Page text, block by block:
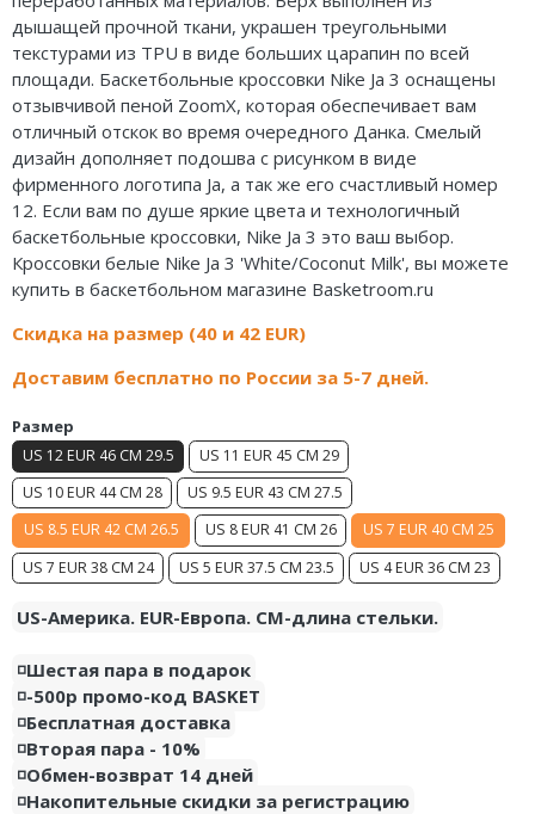
дышащей прочной ткани, украшен треугольными
текстурами из TPU в виде больших царапин по всей
площади. Баскетбольные кроссовки Nike Ja 3 оснащены
отзывчивой пеной ZoomX, которая обеспечивает вам
отличный отскок во время очередного Данка. Смелый
дизайн дополняет подошва с рисунком в виде
фирменного логотипа Ja, а так же его счастливый номер
12. Если вам по душе яркие цвета и технологичный
баскетбольные кроссовки, Nike Ja 3 это ваш выбор.
Кроссовки белые Nike Ja 3 'White/Coconut Milk', вы можете
купить в баскетбольном магазине Basketroom.ru
Скидка на размер (40 и 42 EUR)
Доставим бесплатно по России за 5-7 дней.
Размер
US 12 EUR 46 CM 29.5
US 11 EUR 45 CM 29
US 10 EUR 44 CM 28
US 9.5 EUR 43 CM 27.5
US 8.5 EUR 42 CM 26.5
US 8 EUR 41 CM 26
US 7 EUR 40 CM 25
US 7 EUR 38 CM 24
US 5 EUR 37.5 CM 23.5 US 4 EUR 36 CM 23
US-Америка. EUR-Европа. CM-длина стельки.
◽️Шестая пара в подарок
◽️-500р промо-код BASKET
◽️Бесплатная доставка
◽️Вторая пара - 10%
◽️Обмен-возврат 14 дней
◽️Накопительные скидки за регистрацию
Air Jordan 5
Air Jordan 6
Air Jordan 7
Air Jordan 10
Air Jordan 11
Air Jordan 12
Air Jordan 13
Air Jordan 14
Air Jordan 15
Air Jordan 23
Nike Air Deldon
Nike Sabrina
Nike A’ja
Nike ST
Nike GT
Nike Ja
Nike Book
Nike LeBron
Nike Kyrie
Nike Freak
Nike KD
Nike PG
Nike Kobe
Nike Uptempo
Nike Foamposite